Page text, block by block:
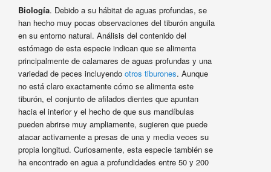
Biología. Debido a su hábitat de aguas profundas, se
han hecho muy pocas observaciones del tiburón anguila
en su entorno natural. Análisis del contenido del
estómago de esta especie indican que se alimenta
principalmente de calamares de aguas profundas y una
variedad de peces incluyendo otros tiburones. Aunque
no está claro exactamente cómo se alimenta este
tiburón, el conjunto de afilados dientes que apuntan
hacia el interior y el hecho de que sus mandíbulas
pueden abrirse muy ampliamente, sugieren que puede
atacar activamente a presas de una y media veces su
propia longitud. Curiosamente, esta especie también se
ha encontrado en agua a profundidades entre 50 y 200